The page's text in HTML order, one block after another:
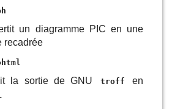
un diagramme PIC en une
recadrée
la sortie de GNU troff
en